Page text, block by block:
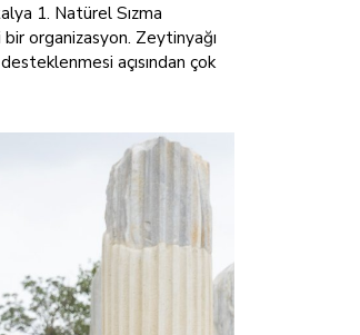
1. Natürel Sızma
organizasyon. Zeytinyağı
açısından çok